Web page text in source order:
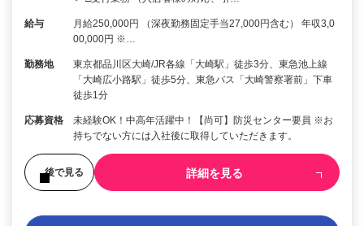
給与
月給250,000円 （深夜勤務固定手当27,000円含む） 年収3,0
00,000円 ※…
勤務地
東京都品川区大崎/JR各線「大崎駅」徒歩3分、東急池上線
「大崎広小路駅」徒歩5分、東急バス「大崎警察署前」下車
徒歩1分
応募資格
未経験OK！中高年活躍中！【尚可】防災センター要員 ※お
持ちでない方には入社後に取得していただきます。
後で見る 詳細を見る